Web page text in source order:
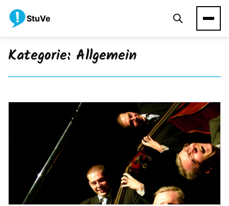
StuVe
Kategorie: Allgemein